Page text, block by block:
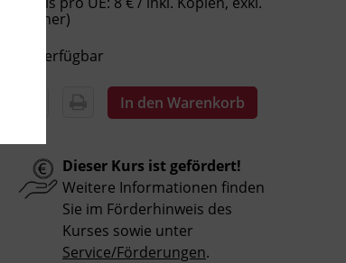
Bücher)
Verfügbar
In den Warenkorb
Dieser Kurs ist gefördert!
Weitere Informationen finden
Sie im Förderhinweis des
Kurses sowie unter
Service/Förderungen.